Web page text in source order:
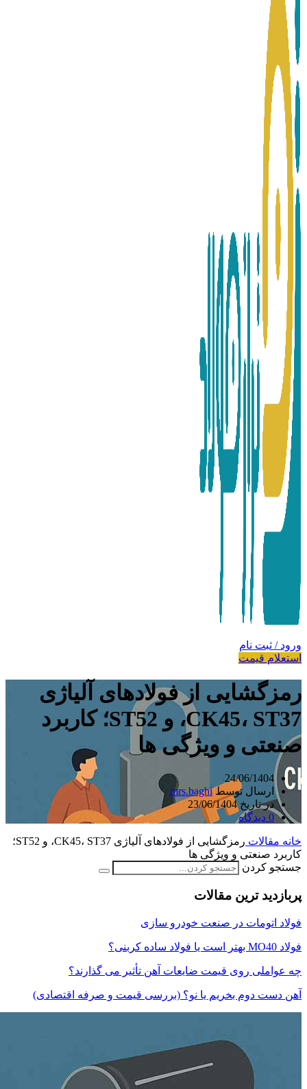
ورود / ثبت نام
استعلام قیمت
رمزگشایی از فولادهای آلیاژی
CK45، ST37، و ST52؛ کاربرد
صنعتی و ویژگی‌ ها
24/06/1404
ارسال توسط mrs.baghi
در تاریخ 23/06/1404
0 دیدگاه
خانه مقالات
رمزگشایی از فولادهای آلیاژی CK45، ST37، و ST52؛
کاربرد صنعتی و ویژگی‌ ها
جستجو کردن
پربازدید ترین مقالات
فولاد اتومات در صنعت خودرو سازی
فولاد MO40 بهتر است یا فولاد ساده کربنی؟
چه عواملی روی قیمت ضایعات آهن تأثیر می گذارند؟
آهن دست دوم بخریم یا نو؟ (بررسی قیمت و صرفه اقتصادی)